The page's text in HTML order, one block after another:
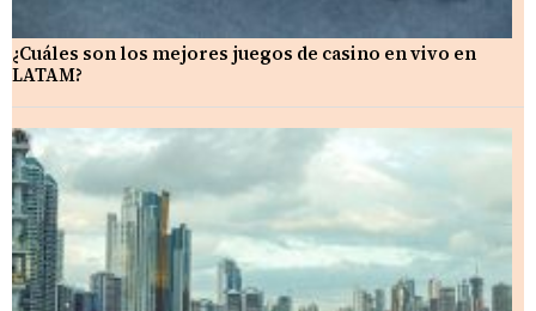
¿Cuáles son los mejores juegos de casino en vivo en
LATAM?